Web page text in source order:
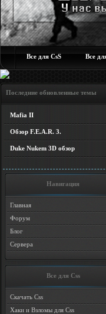
Все для CsS Все
Последние
Mafia II
Обзор F.E.A.R. 3.
Duke Nukem 3D обзор
Навигация
Главная
Форум
Блог
Сервера
Все для Css
Скачать Css
Хаки и Взломы для Css